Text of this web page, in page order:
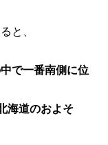
と、
で一番南側に位
海道のおよそ